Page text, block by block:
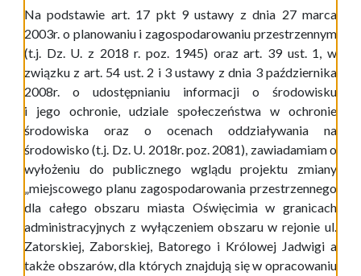
Na podstawie art. 17 pkt 9 ustawy z dnia 27 marca
2003r. o planowaniu i zagospodarowaniu przestrzennym
(t.j. Dz. U. z 2018 r. poz. 1945) oraz art. 39 ust. 1, w
związku z art. 54 ust. 2 i 3 ustawy z dnia 3 października
2008r. o udostępnianiu informacji o środowisku
i jego ochronie, udziale społeczeństwa w ochronie
środowiska oraz o ocenach oddziaływania na
środowisko (t.j. Dz. U. 2018r. poz. 2081), zawiadamiam o
wyłożeniu do publicznego wglądu projektu zmiany
„miejscowego planu zagospodarowania przestrzennego
dla całego obszaru miasta Oświęcimia w granicach
administracyjnych z wyłączeniem obszaru w rejonie ul.
Zatorskiej, Zaborskiej, Batorego i Królowej Jadwigi a
także obszarów, dla których znajdują się w opracowaniu